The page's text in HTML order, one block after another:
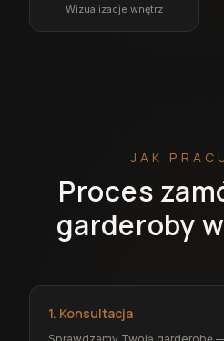
Wizualizacje wnętrz
JAK
Proces
garderoby
1. Konsultacja